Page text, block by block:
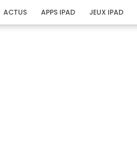
ACTUS APPS IPAD JEUX IPAD